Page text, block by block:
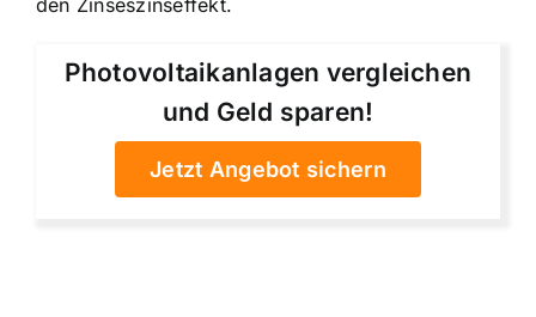
Photovoltaikanlagen vergleichen
und Geld sparen!
Jetzt Angebot sichern